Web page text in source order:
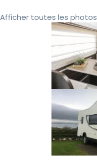
Afficher toutes les photos